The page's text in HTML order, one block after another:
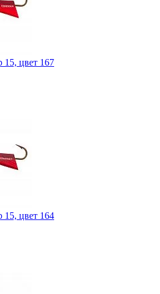
15, цвет 167
15, цвет 164